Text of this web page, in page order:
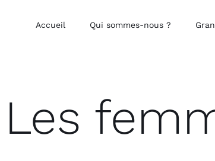
Accueil Qui sommes-nous ?
Les